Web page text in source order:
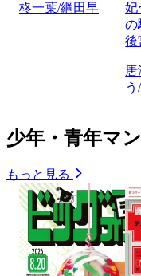
柊一葉/綱田早
妃
の
後
少年・青年マ
もっと見る